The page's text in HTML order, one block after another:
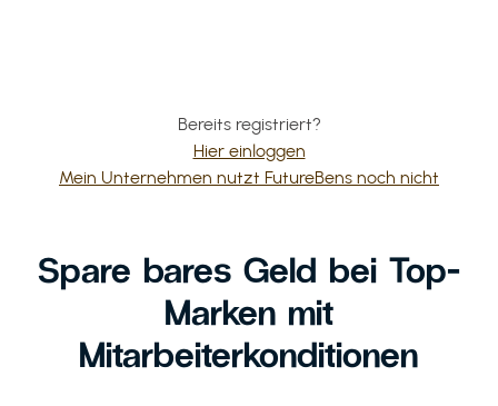
Bereits registriert?
Hier einloggen
Mein Unternehmen nutzt FutureBens noch nicht
Spare bares Geld bei Top-
Marken mit
Mitarbeiterkonditionen